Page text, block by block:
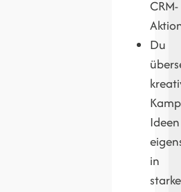
CRM-
Du
Ideen
in
starke